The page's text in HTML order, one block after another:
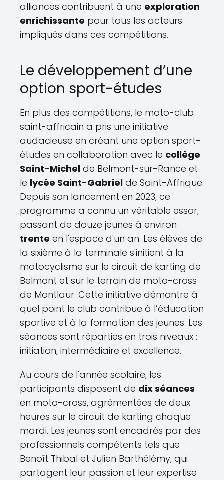
alliances contribuent à une exploration
enrichissante pour tous les acteurs
impliqués dans ces compétitions.
Le développement d’une
option sport-études
En plus des compétitions, le moto-club
saint-affricain a pris une initiative
audacieuse en créant une option sport-
études en collaboration avec le collège
Saint-Michel de Belmont-sur-Rance et
le lycée Saint-Gabriel de Saint-Affrique.
Depuis son lancement en 2023, ce
programme a connu un véritable essor,
passant de douze jeunes à environ
trente en l'espace d'un an. Les élèves de
la sixième à la terminale s'initient à la
motocyclisme sur le circuit de karting de
Belmont et sur le terrain de moto-cross
de Montlaur. Cette initiative démontre à
quel point le club contribue à l’éducation
sportive et à la formation des jeunes. Les
séances sont réparties en trois niveaux :
initiation, intermédiaire et excellence.
Au cours de l'année scolaire, les
participants disposent de dix séances
en moto-cross, agrémentées de deux
heures sur le circuit de karting chaque
mardi. Les jeunes sont encadrés par des
professionnels compétents tels que
Benoît Thibal et Julien Barthélémy, qui
partagent leur passion et leur expertise